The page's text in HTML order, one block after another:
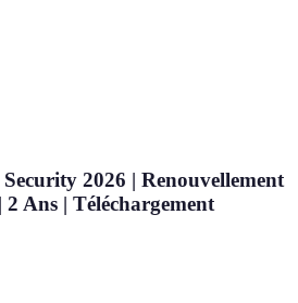
2026 | Renouvellement
Ans | Téléchargement